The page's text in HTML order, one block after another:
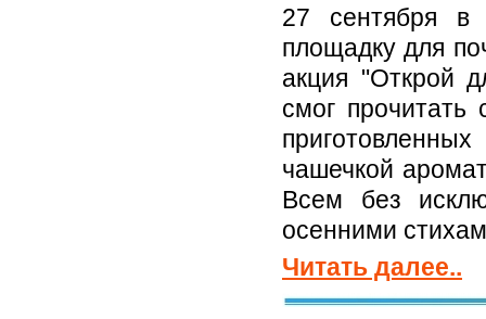
27 сентября
площадку для
акция "Открой
смог
чашечкой
Всем без
осенними
Читать далее..